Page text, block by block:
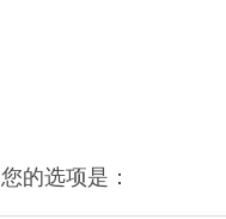
您的选项是：